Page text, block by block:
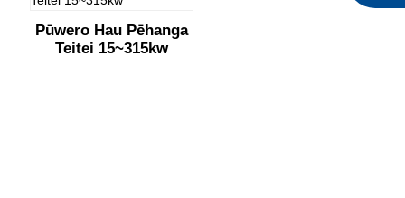
Pūwero Hau Pēhanga
Teitei 15~315kw